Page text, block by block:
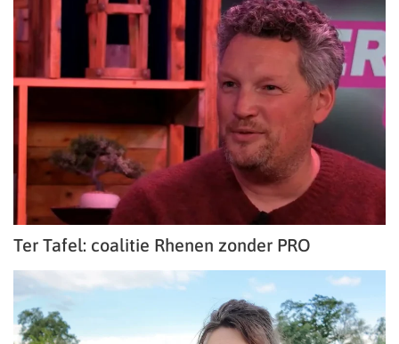
Ter Tafel: coalitie Rhenen zonder PRO